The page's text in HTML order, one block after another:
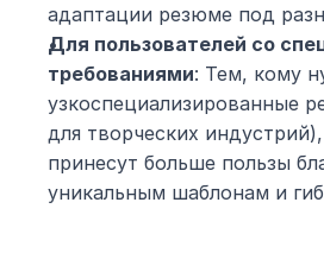
адаптации резюме под
Для пользователей со
требованиями: Тем, кому
узкоспециализированные
для творческих
принесут больше пользы
уникальным шаблонам и